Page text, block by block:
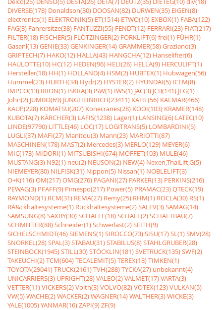
DIVERSE(178) Donaldson(30) DOOSAN(82) DURWEN(35) EIGEN(8)
electronics(1) ELEKTRONIK(5) ET(1514) ETWO(10) EXBOX(1) FABA(122)
FAG(3) Fahrersitze(38) FANTUZZI(55) FENDT(12) FERRARI(23) FIAT(217)
FILTER(18) FISCHER(5) FLÖTZINGER(2) FORKLIFT(6)frei(1) FÜHR(1)
Gasanl(13)GENIE(33)GENKINGER(14)GRAMMER(58)Graziano(3)
GRIPTECH(7) HAKO(12) HALLA(43) HANGCHA(12) Hanselifter(6)
HAULOTTE(10) HC(12) HEDEN(96) HELI(26) HELLA(9) HERCULIFT(1)
Hersteller(18) HH(1) HOLLAND(4) HSM(2) HUBTEX(1) Hubwagen(56)
Hummel(23) HURTH(34) Hydr(2) HYSTER(2) HYUNDAI(5) ICEM(8)
IMPCO(13) IRION(1) ISKRA(3) ISW(1) IWS(1) JAC(3) JCB(141) JLG(1)
John(2) JUMBO(69) JUNGHEINRICH(23411) KAHL(56) KALMAR(466)
KAUP(228) KOMATSU(207) Konecranes(28) KOOI(103) KRAMER(148)
KUBOTA(7) KÃRCHER(3) LAFIS(1238) Lager(1) LANSING(6) LATEC(10)
LINDE(97790) LITTLE(46) LOC(17) LOGITRANS(5) LOMBARDINI(5)
LUGLI(37) MAFI(27) Manitou(3) Mann(23) MARIOTTI(87)
MASCHINEN(178) MAST(2) Mercedes(3) MERLO(129) MEYER(6)
MIC(173) MIDORI(1) MITSUBISHI(674) MOFFET(103) MULE(46)
MUSTANG(3) N92(1) neu(2) NEUSON(2) NEW(4) Nexen,ThaiLift,G(5)
NIEMEYER(80) NILFISK(31) Nippon(5) Nissan(1) NOBLELIFT(3)
O+K(116)OM(217)OMG(276) PAGANI(27) PARKER(13) PERKINS(216)
PEWAG(3) PFAFF(9) Pimespo(217) Power(5) PRAMAC(23)QTECK(19)
RAYMOND(1) RCM(31) REMA(27) Remy(25) RHM(1) ROCLA(30) RS(1)
RÃ¼ckhaltesysteme(1) Rückhaltesysteme(2)SALEV(3)SAMAG(14)
SAMSUNG(8)SAXBY(30)SCHAEFF(18)SCHALL(2)SCHALTBAU(7)
SCHMITTER(88)Schneider(1)Schwerlast(2)SEITH(9)
SICHELSCHMIDT(46)SIEMENS(1)SIROCCO(73)SISU(17)SL(1)SMV(28)
SNORKEL(28)SPAL(3)STABAU(31)STABILUS(8)STAHLGRUBER(28)
STEINBOCK(1945)STILL(30)STÖCKLIN(181)SVETRUCK(135)SWF(2)
TAKEUCHI(2)TCM(604)TECALEMIT(5)TEREX(18)TIMKEN(1)
TOYOTA(29041)TRUCK(2161)TVH(288)TYCKA(27) unbekannt(4)
UNICARRIERS(3) UPRIGHT(28)VALEO(2)VALMET(17)VARTA(3)
VETTER(11)VICKERS(2)Voith(3)VOLVO(82)VOTEX(123)VULKAN(5)
VW(5)WACHE(2)WACKER(2)WAGNER(14)WALTHER(3)WICKE(3)
YALE(1005)YANMAR(16)ZAPI(9)ZF(9)